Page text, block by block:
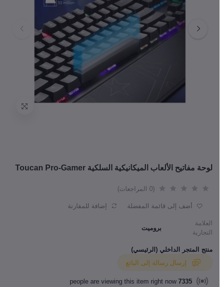
لوحة مفاتيح الألعاب الميكانيكية السلكية Toucan Pro-Gamer
(0 المراجعات)
أضف إلى قائمة المفضلة إضافة للمقارنة
العلامة
التجارية
بروميت
منتج المتجر الداخلي (الرئيسي)
7335
people are viewing this item right now